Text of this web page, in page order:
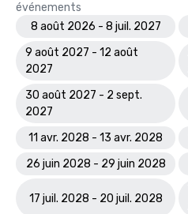
événements
8 août 2026 - 8 juil. 2027
9 août 2027 - 12 août
2027
30 août 2027 - 2 sept.
2027
11 avr. 2028 - 13 avr. 2028
26 juin 2028 - 29 juin 2028
17 juil. 2028 - 20 juil. 2028